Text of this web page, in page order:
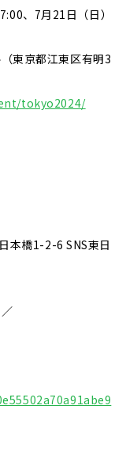
、7月21日（日）
東京都江東区有明3
tokyo2024/
本橋1-2-6 SNS東日
／